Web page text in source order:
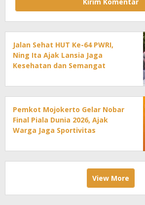
Jalan Sehat HUT Ke-64 PWRI,
Ning Ita Ajak Lansia Jaga
Kesehatan dan Semangat
Pemkot Mojokerto Gelar Nobar
Final Piala Dunia 2026, Ajak
Warga Jaga Sportivitas
View More